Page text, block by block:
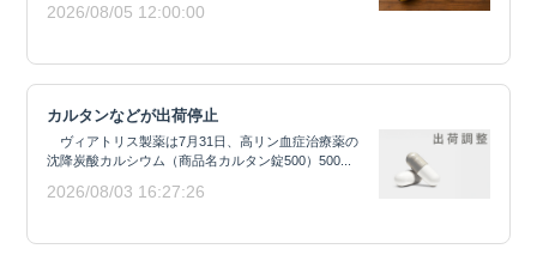
2026/08/05 12:00:00
カルタンなどが出荷停止
ヴィアトリス製薬は7月31日、高リン血症治療薬の
沈降炭酸カルシウム（商品名カルタン錠500）500...
2026/08/03 16:27:26